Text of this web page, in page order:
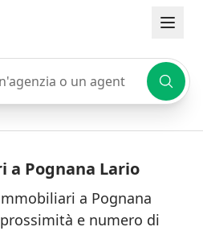
o un agente
Pognana Lario
a Pognana
e numero di